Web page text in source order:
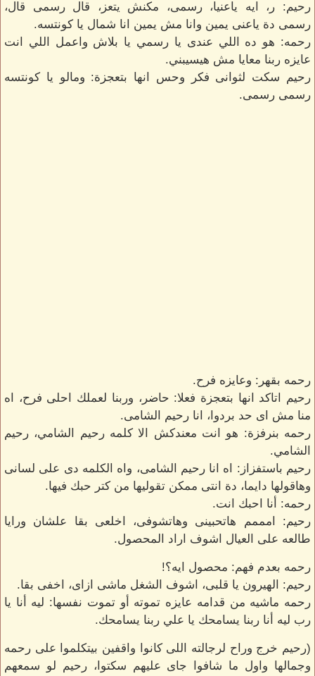
رحيم: ر، ايه ياعنيا، رسمى، مكنش يتعز، قال رسمى قال،
رسمى دة ياعنى يمين وانا مش يمين انا شمال يا كونتسه.
رحمه: هو ده اللي عندى يا رسمي يا بلاش واعمل اللي انت
عايزه ربنا معايا مش هيسيبني.
رحيم سكت لثوانى فكر وحس انها بتعجزة: ومالو يا كونتسه
رسمى رسمى.
رحمه بقهر: وعايزه فرح.
رحيم اتاكد انها بتعجزة فعلا: حاضر، وربنا لعملك احلى فرح، اه
منا مش اى حد بردوا، انا رحيم الشامى.
رحمه بنرفزة: هو انت معندكش الا كلمه رحيم الشامي، رحيم
الشامي.
رحيم باستفزاز: اه انا رحيم الشامى، واه الكلمه دى على لسانى
وهاقولها دايما، دة انتى ممكن تقوليها من كتر حبك فيها.
رحمه: أنا احبك انت.
رحيم: امممم هاتحبينى وهاتشوفى، اخلعى بقا علشان ورايا
طالعه على العيال اشوف اراد المحصول.
رحمه بعدم فهم: محصول ايه؟!
رحيم: الهيرون يا قلبى، اشوف الشغل ماشى ازاى، اخفى بقا.
رحمه ماشيه من قدامه عايزه تموته أو تموت نفسها: ليه أنا يا
رب ليه أنا ربنا يسامحك يا علي ربنا يسامحك.
(رحيم خرج وراح لرجالته اللى كانوا واقفين بيتكلموا على رحمه
وجمالها واول ما شافوا جاى عليهم سكتوا، رحيم لو سمعهم